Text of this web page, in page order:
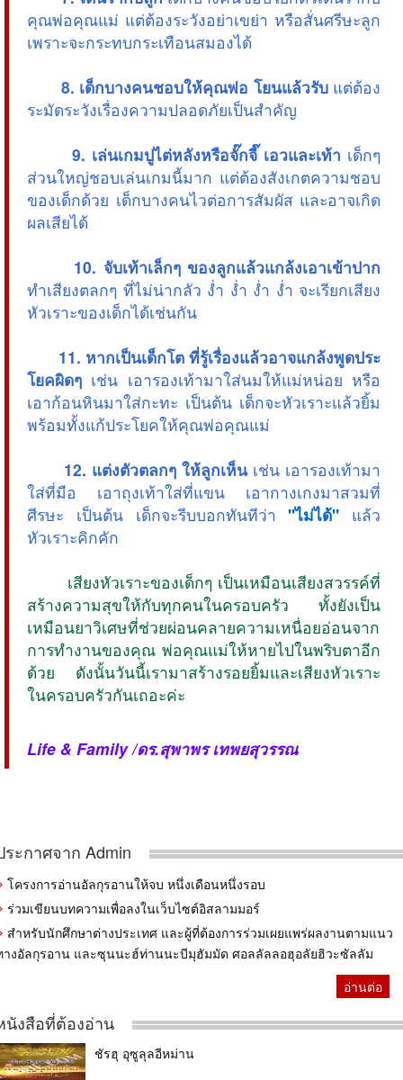
คุณพ่อคุณแม่ แต่ต้องระวังอย่าเขย่า หรือสั่นศรีษะลูก
เพราะจะกระทบกระเทือนสมองได้
8. เด็กบางคนชอบให้คุณพ่อ โยนแล้วรับแต่ต้อง
ระมัดระวังเรื่องความปลอดภัยเป็นสำคัญ
9. เล่นเกมปูไต่หลังหรือจั๊กจี๊ เอวและเท้า เด็กๆ
ส่วนใหญ่ชอบเล่นเกมนี้มาก แต่ต้องสังเกตความชอบ
ของเด็กด้วย เด็กบางคนไวต่อการสัมผัส และอาจเกิด
ผลเสียได้
10. จับเท้าเล็กๆ ของลูกแล้วแกล้งเอาเข้าปาก
ทำเสียงตลกๆ ที่ไม่น่ากลัว ง่ำ ง่ำ ง่ำ ง่ำ จะเรียกเสียง
หัวเราะของเด็กได้เช่นกัน
11. หากเป็นเด็กโต ที่รู้เรื่องแล้วอาจแกล้งพูดประ
โยคผิดๆ เช่น เอารองเท้ามาใส่นมให้แม่หน่อย หรือ
เอาก้อนหินมาใส่กะทะ เป็นต้น เด็กจะหัวเราะแล้วยิ้ม
พร้อมทั้งแก้ประโยคให้คุณพ่อคุณแม่
12. แต่งตัวตลกๆ ให้ลูกเห็นเช่น เอารองเท้ามา
ใส่ที่มือ เอาถุงเท้าใส่ที่แขน เอากางเกงมาสวมที่
ศีรษะ เป็นต้น เด็กจะรีบบอกทันทีว่า"ไม่ได้" แล้ว
หัวเราะคิกคัก
เสียงหัวเราะของเด็กๆ เป็นเหมือนเสียงสวรรค์ที่
สร้างความสุขให้กับทุกคนในครอบครัว ทั้งยังเป็น
เหมือนยาวิเศษที่ช่วยผ่อนคลายความเหนื่อยอ่อนจาก
การทำงานของคุณ พ่อคุณแม่ให้หายไปในพริบตาอีก
ด้วย ดังนั้นวันนี้เรามาสร้างรอยยิ้มและเสียงหัวเราะ
ในครอบครัวกันเถอะค่ะ
Life & Family /ดร.สุพาพร เทพยสุวรรณ
ระกาศจาก Admin
โครงการอ่านอัลกุรอานให้จบ หนึ่งเดือนหนึ่งรอบ
ร่วมเขียนบทความเพื่อลงในเว็บไซต์อิสลามมอร์
สำหรับนักศึกษาต่างประเทศ และผู้ที่ต้องการร่วมเผยแพร่ผลงานตามแนว
างอัลกุรอาน และซุนนะฮ์ท่านนะบีมุฮัมมัด ศอลลัลลอฮุอลัยฮิวะซัลลัม
อ่านต่อ
นังสือที่ต้องอ่าน
ชัรฮุ อุซูลุลอีหม่าน